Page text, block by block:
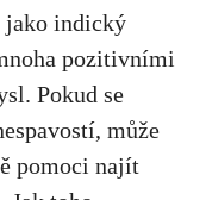
jako ‍indický
pozitivními
Pokud se
může
pomoci najít